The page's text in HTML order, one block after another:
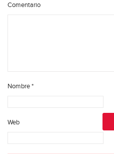
Comentario
Nombre*
Web